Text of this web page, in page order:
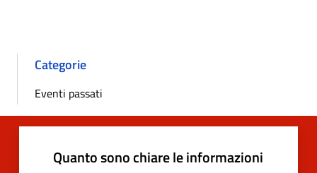
Categorie
Eventi passati
Quanto sono chiare le informazioni